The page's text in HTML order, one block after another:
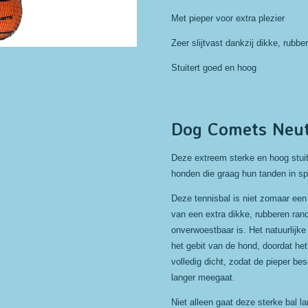
Met pieper voor extra plezier
Zeer slijtvast dankzij dikke,
Stuitert goed en hoog
Dog Comets
Deze extreem sterke en hoog
honden die graag hun tanden in
Deze tennisbal is niet zomaar
van een extra dikke, rubberen
onverwoestbaar is. Het
het gebit van de hond, doordat
volledig dicht, zodat de pieper
langer meegaat.
Niet alleen gaat deze sterke bal